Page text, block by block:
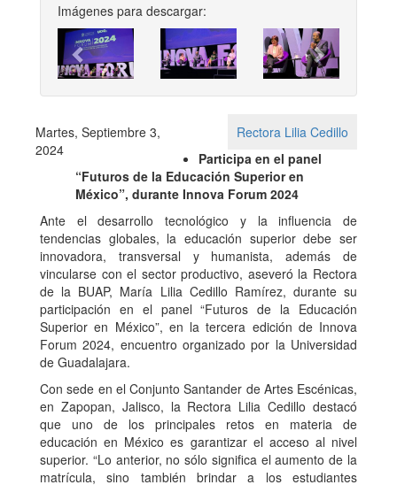
Imágenes para descargar:
Previous Next
Martes, Septiembre 3,
2024
Rectora Lilia Cedillo
Participa en el panel
“Futuros de la Educación Superior en
México”, durante Innova Forum 2024
Ante el desarrollo tecnológico y la influencia de
tendencias globales, la educación superior debe ser
innovadora, transversal y humanista, además de
vincularse con el sector productivo, aseveró la Rectora
de la BUAP, María Lilia Cedillo Ramírez, durante su
participación en el panel “Futuros de la Educación
Superior en México”, en la tercera edición de Innova
Forum 2024, encuentro organizado por la Universidad
de Guadalajara.
Con sede en el Conjunto Santander de Artes Escénicas,
en Zapopan, Jalisco, la Rectora Lilia Cedillo destacó
que uno de los principales retos en materia de
educación en México es garantizar el acceso al nivel
superior. “Lo anterior, no sólo significa el aumento de la
matrícula, sino también brindar a los estudiantes